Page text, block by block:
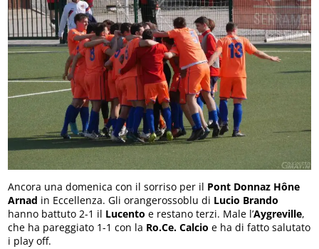
Ancora una domenica con il sorriso per il Pont Donnaz Hône
Arnad in Eccellenza. Gli orangerossoblu di Lucio Brando
hanno battuto 2-1 il Lucento e restano terzi. Male l’Aygreville,
che ha pareggiato 1-1 con la Ro.Ce. Calcio e ha di fatto salutato
i play off.